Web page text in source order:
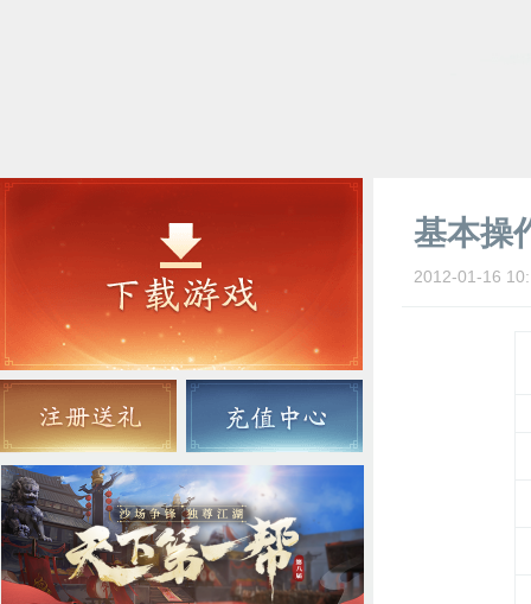
基本操
2012-01-16